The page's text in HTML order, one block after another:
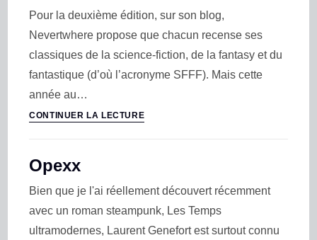
Pour la deuxième édition, sur son blog,
Nevertwhere propose que chacun recense ses
classiques de la science-fiction, de la fantasy et du
fantastique (d’où l’acronyme SFFF). Mais cette
année au…
CONTINUER LA LECTURE
Opexx
Bien que je l'ai réellement découvert récemment
avec un roman steampunk, Les Temps
ultramodernes, Laurent Genefort est surtout connu